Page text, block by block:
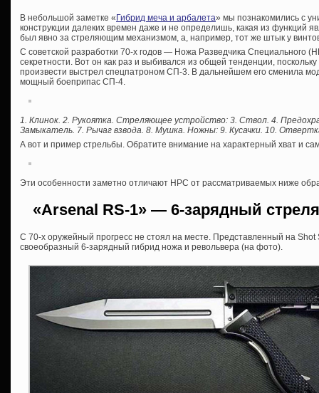
В небольшой заметке «Гибрид меча и арбалета» мы познакомились с
конструкции далеких времен даже и не определишь, какая из функций
был явно за стреляющим механизмом, а, например, тот же штык у
С советской разработки 70-х годов — Ножа Разведчика Специального
секретности. Вот он как раз и выбивался из общей тенденции,
произвести выстрел спецпатроном СП-3. В дальнейшем его сменила
мощный боеприпас СП-4.
1. Клинок. 2. Рукоятка. Стреляющее устройство: 3. Ствол. 4.
Замыкатель. 7. Рычаг взвода. 8. Мушка. Ножны: 9. Кусачки. 10.
А вот и пример стрельбы. Обратите внимание на характерный хват и
Эти особенности заметно отличают НРС от рассматриваемых ниже
«Аrsenal RS-1» — 6-зарядный
С 70-х оружейный прогресс не стоял на месте. Представленный на
своеобразный 6-зарядный гибрид ножа и револьвера (на фото).